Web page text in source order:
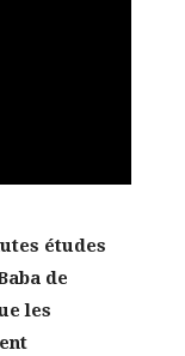
études
de
les